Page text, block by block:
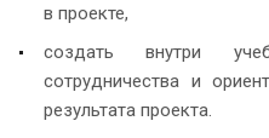
в проекте,
создать внутри
сотрудничества и
результата проекта.